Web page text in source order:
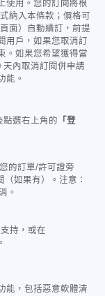
使用。您的訂閱將根
納入本條款；價格可
面）自動續訂，前提
戶，如果您取消訂
。如果您希望獲得當
內取消訂閱併申請
能。
點選右上角的 「登
的訂單/許可證旁
如果有）。注意：
。
持，或在
能，包括惡意軟體清